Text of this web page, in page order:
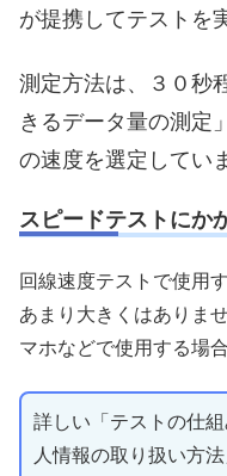
が提携してテストを
測定方法は、３０秒
きるデータ量の測定
の速度を選定してい
スピードテストにか
回線速度テストで使用
あまり大きくはありま
マホなどで使用する場
詳しい「テストの仕
人情報の取り扱い方